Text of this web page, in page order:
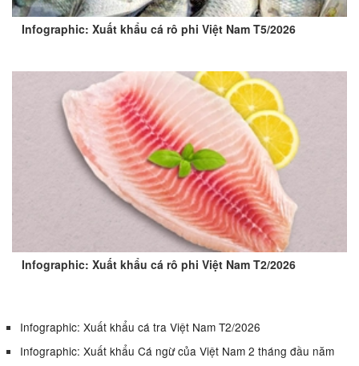
Infographic: Xuất khẩu cá rô phi Việt Nam T5/2026
Infographic: Xuất khẩu cá rô phi Việt Nam T2/2026
Infographic: Xuất khẩu cá tra Việt Nam T2/2026
Infographic: Xuất khẩu Cá ngừ của Việt Nam 2 tháng đầu năm